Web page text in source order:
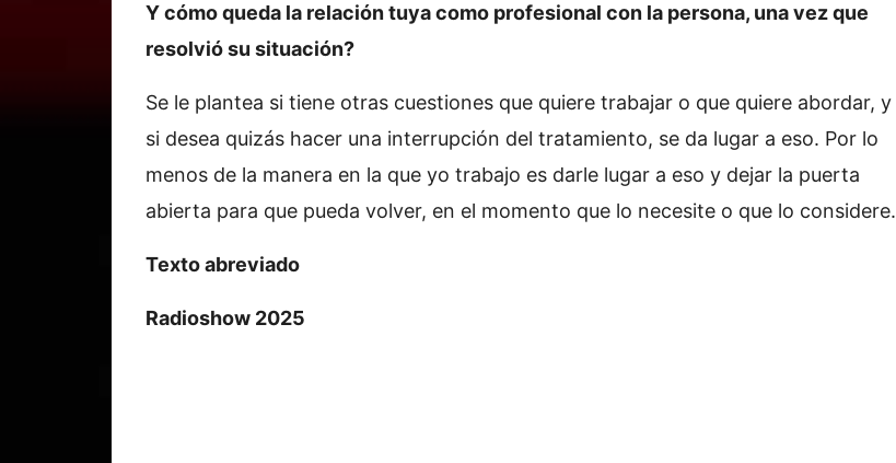
Y cómo queda la relación tuya como profesional con la persona, una vez que
resolvió su situación?
Se le plantea si tiene otras cuestiones que quiere trabajar o que quiere abordar, y
si desea quizás hacer una interrupción del tratamiento, se da lugar a eso. Por lo
menos de la manera en la que yo trabajo es darle lugar a eso y dejar la puerta
abierta para que pueda volver, en el momento que lo necesite o que lo considere.
Texto abreviado
Radioshow 2025